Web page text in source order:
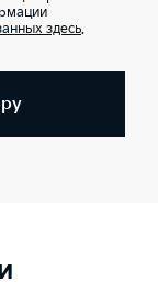
здесь.